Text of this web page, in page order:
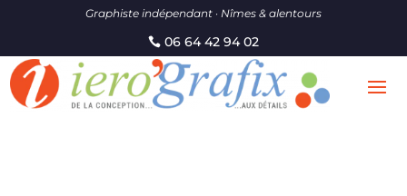
Graphiste indépendant · Nîmes & alentours
06 64 42 94 02